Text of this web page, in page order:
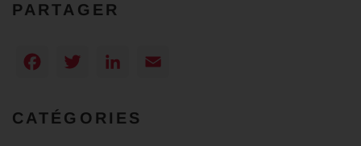
PARTAGER
Facebook
TwitterLinkedIn
CATÉGORIES